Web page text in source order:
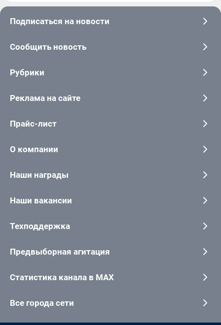
Подписаться на новости
Сообщить новость
Рубрики
Реклама на сайте
Прайс-лист
О компании
Наши награды
Наши вакансии
Техподдержка
Предвыборная агитация
Статистика канала в MAX
Все города сети